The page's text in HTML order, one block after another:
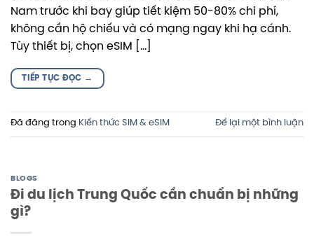
Nam trước khi bay giúp tiết kiệm 50-80% chi phí,
không cần hộ chiếu và có mạng ngay khi hạ cánh.
Tùy thiết bị, chọn eSIM […]
TIẾP TỤC ĐỌC →
Đã đăng trong Kiến thức SIM & eSIM Để lại một bình luận
BLOGS
Đi du lịch Trung Quốc cần chuẩn bị những
gì?